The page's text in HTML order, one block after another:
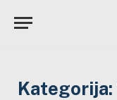
Kategorija: